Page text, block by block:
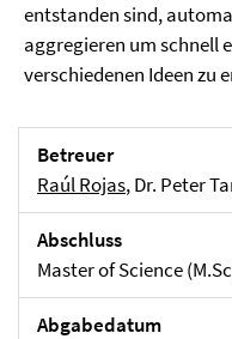
entstanden sind,
aggregieren um schnell
verschiedenen Ideen zu
Betreuer
Raúl Rojas, Dr. Peter
Abschluss
Master of Science
Abgabedatum